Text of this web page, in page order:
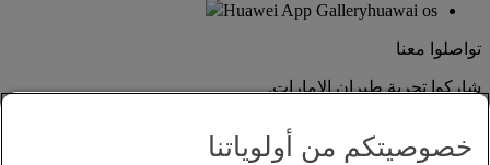
Huawei App Galleryhuawai os
تواصلوا معنا
شاركوا تجربة طيران الإمارات.
خصوصيتكم من أولوياتنا